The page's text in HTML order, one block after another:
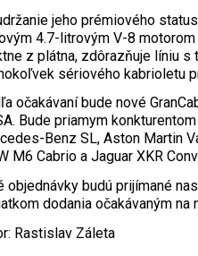
jeho prémiového
4.7-litrovým V-8 motorom
z plátna, zdôrazňuje líniu s
sériového kabrioletu
očakávaní bude nové
Bude priamym
Benz SL, Aston Martin
M6 Cabrio a Jaguar XKR
objednávky budú prijímané
dodania očakávaným na
Rastislav Záleta